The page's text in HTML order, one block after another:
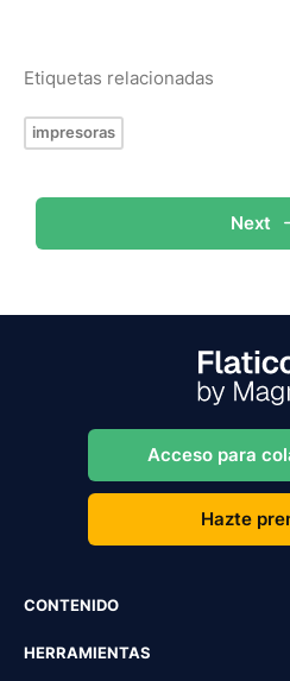
Etiquetas relacionadas
impresoras
Next
Acceso para
Hazte
CONTENIDO
HERRAMIENTAS